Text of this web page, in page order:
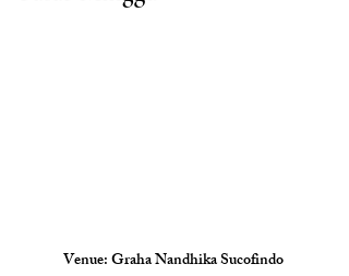
Venue: Graha Nandhika Sucofindo